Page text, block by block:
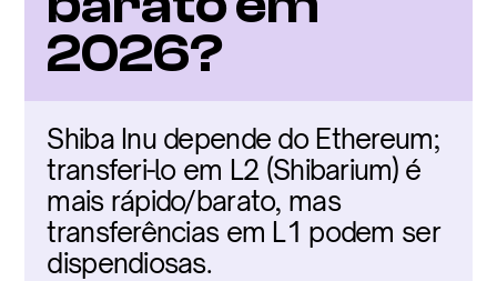
2026?
Shiba Inu depende do Ethereum;
transferi-lo em L2 (Shibarium) é
mais rápido/barato, mas
transferências em L1 podem ser
dispendiosas.